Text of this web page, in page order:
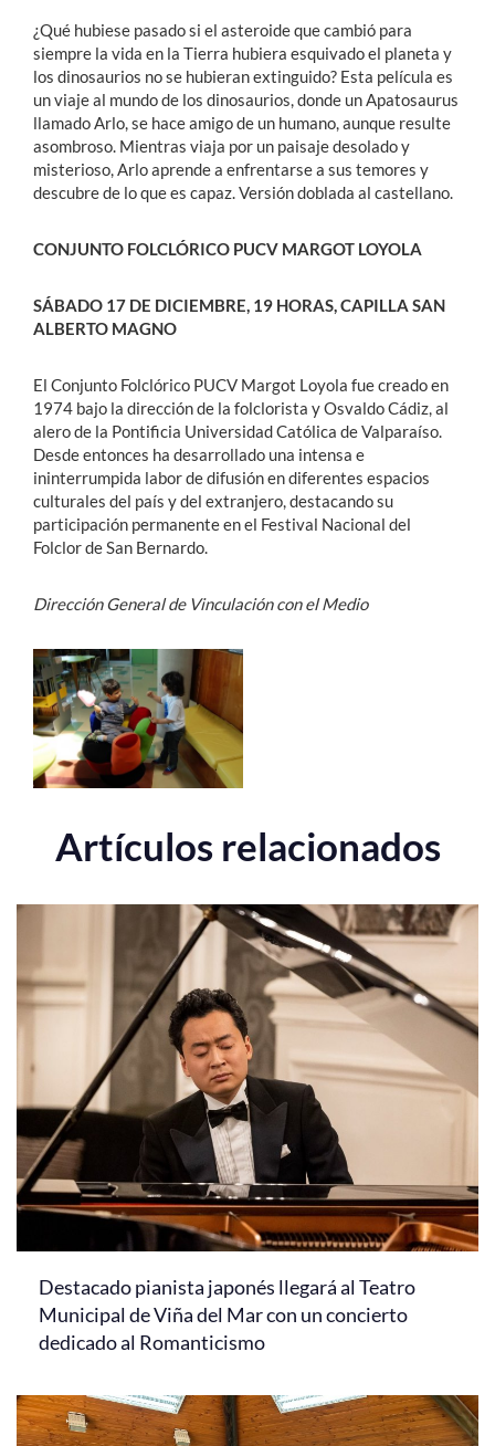
¿Qué hubiese pasado si el asteroide que cambió para
siempre la vida en la Tierra hubiera esquivado el planeta y
los dinosaurios no se hubieran extinguido? Esta película es
un viaje al mundo de los dinosaurios, donde un Apatosaurus
llamado Arlo, se hace amigo de un humano, aunque resulte
asombroso. Mientras viaja por un paisaje desolado y
misterioso, Arlo aprende a enfrentarse a sus temores y
descubre de lo que es capaz. Versión doblada al castellano.
CONJUNTO FOLCLÓRICO PUCV MARGOT LOYOLA
SÁBADO 17 DE DICIEMBRE, 19 HORAS, CAPILLA SAN
ALBERTO MAGNO
El Conjunto Folclórico PUCV Margot Loyola fue creado en
1974 bajo la dirección de la folclorista y Osvaldo Cádiz, al
alero de la Pontificia Universidad Católica de Valparaíso.
Desde entonces ha desarrollado una intensa e
ininterrumpida labor de difusión en diferentes espacios
culturales del país y del extranjero, destacando su
participación permanente en el Festival Nacional del
Folclor de San Bernardo.
Dirección General de Vinculación con el Medio
Artículos relacionados
Destacado pianista japonés llegará al Teatro
Municipal de Viña del Mar con un concierto
dedicado al Romanticismo